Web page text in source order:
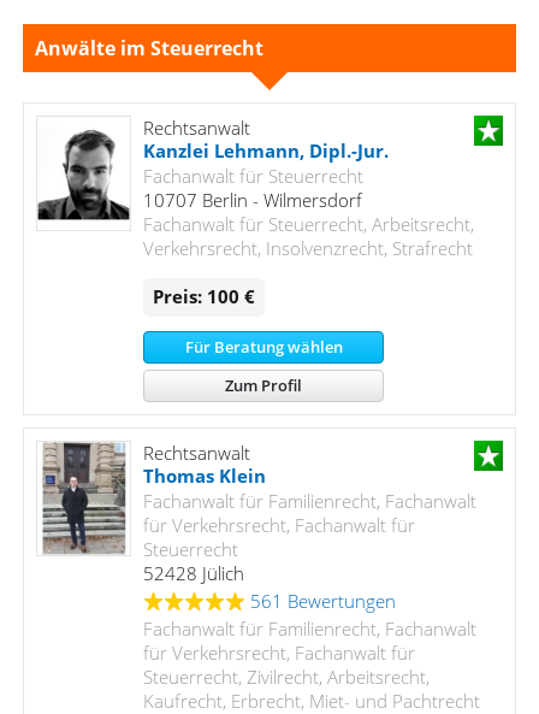
Anwälte im Steuerrecht
Rechtsanwalt
Kanzlei Lehmann, Dipl.-Jur.
Fachanwalt für Steuerrecht
10707 Berlin - Wilmersdorf
Fachanwalt für Steuerrecht, Arbeitsrecht,
Verkehrsrecht, Insolvenzrecht, Strafrecht
Preis: 100 €
Für Beratung wählen
Zum Profil
Rechtsanwalt
Thomas Klein
Fachanwalt für Familienrecht, Fachanwalt
für Verkehrsrecht, Fachanwalt für
Steuerrecht
52428 Jülich
561 Bewertungen
Fachanwalt für Familienrecht, Fachanwalt
für Verkehrsrecht, Fachanwalt für
Steuerrecht, Zivilrecht, Arbeitsrecht,
Kaufrecht, Erbrecht, Miet- und Pachtrecht